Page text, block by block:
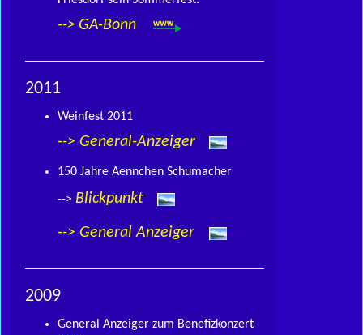
--> GA-Bonn
2011
Weinfest 2011
--> General-Anzeiger
150 Jahre Aennchen Schumacher
--> Blickpunkt
--> General Anzeiger
2009
General Anzeiger zum Benefizkonzert